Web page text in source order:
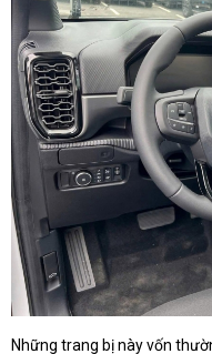
Những trang bị này vốn